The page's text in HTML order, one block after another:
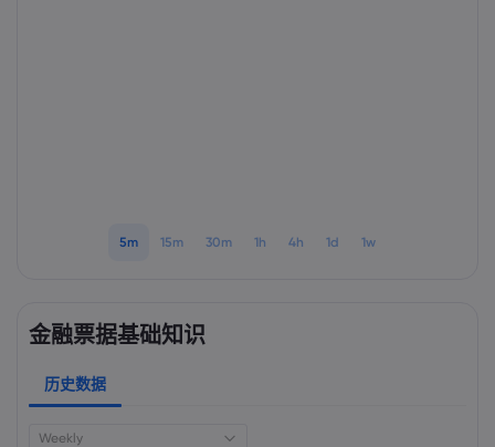
5m 15m 30m 1h 4h 1d 1w
金融票据基础知识
历史数据
Weekly